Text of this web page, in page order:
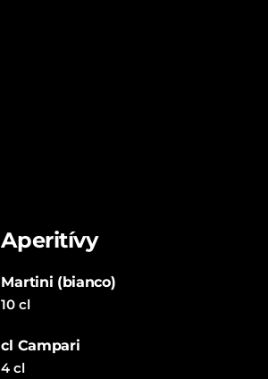
Aperitívy
Martini (bianco)
10 cl
cl Campari
4 cl